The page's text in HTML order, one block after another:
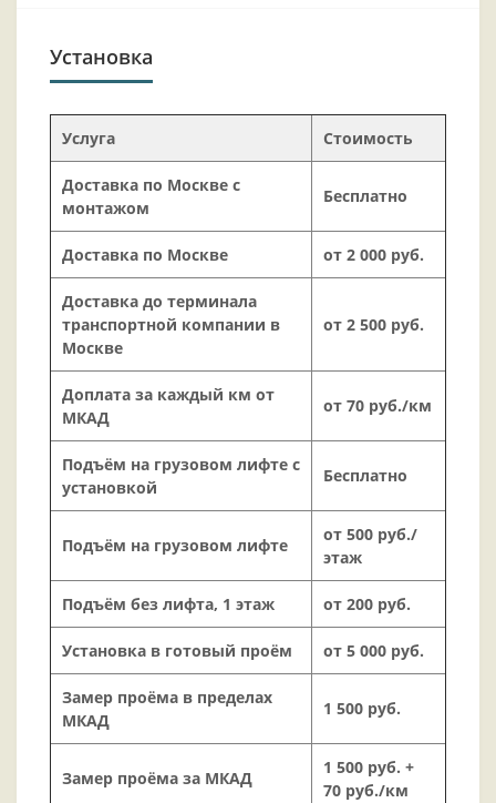
Установка
Услуга Стоимость
Доставка по Москве с
монтажом
Бесплатно
Доставка по Москве от 2 000 руб.
Доставка до терминала
транспортной компании в
Москве
от 2 500 руб.
Доплата за каждый км от
МКАД
от 70 руб./км
Подъём на грузовом лифте с
установкой
Бесплатно
Подъём на грузовом лифте
от 500 руб./
этаж
Подъём без лифта, 1 этаж от 200 руб.
Установка в готовый проём от 5 000 руб.
Замер проёма в пределах
МКАД
1 500 руб.
Замер проёма за МКАД
1 500 руб. +
70 руб./км